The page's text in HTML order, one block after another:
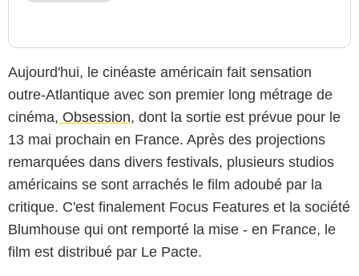
Aujourd'hui, le cinéaste américain fait sensation
outre-Atlantique avec son premier long métrage de
cinéma, Obsession, dont la sortie est prévue pour le
13 mai prochain en France. Après des projections
remarquées dans divers festivals, plusieurs studios
américains se sont arrachés le film adoubé par la
critique. C'est finalement Focus Features et la société
Blumhouse qui ont remporté la mise - en France, le
film est distribué par Le Pacte.
Thomas Desroches